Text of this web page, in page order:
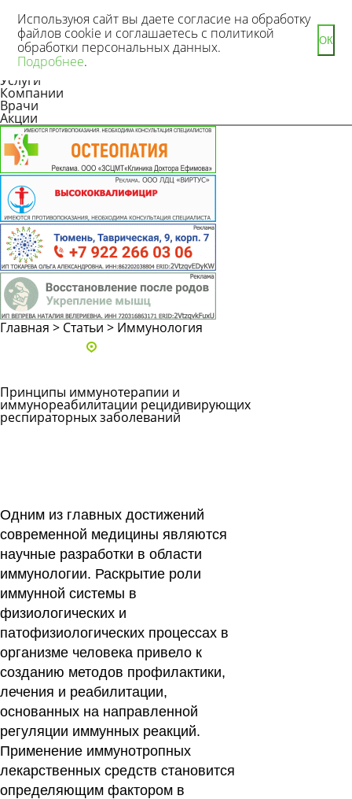
Новости
Статьи
Услуги
Компании
Врачи
Акции
Главная > Статьи > Иммунология
Принципы иммунотерапии и
иммунореабилитации рецидивирующих
респираторных заболеваний
Одним из главных достижений
современной медицины являются
научные разработки в области
иммунологии. Раскрытие роли
иммунной системы в
физиологических и
патофизиологических процессах в
организме человека привело к
созданию методов профилактики,
лечения и реабилитации,
основанных на направленной
регуляции иммунных реакций.
Применение иммунотропных
лекарственных средств становится
определяющим фактором в
Используюя сайт вы даете согласие на обработку
файлов cookie и соглашаетесь с политикой
обработки персональных данных.
Подробнее.
ОК